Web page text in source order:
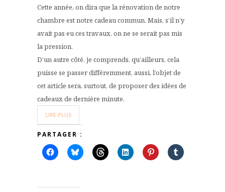
Cette année, on dira que la rénovation de notre
chambre est notre cadeau commun. Mais, s’il n’y
avait pas eu ces travaux, on ne se serait pas mis
la pression.
D’un autre côté, je comprends, qu’ailleurs, cela
puisse se passer différemment, aussi, l’objet de
cet article sera, surtout, de proposer des idées de
cadeaux de dernière minute.
LIRE PLUS
PARTAGER :